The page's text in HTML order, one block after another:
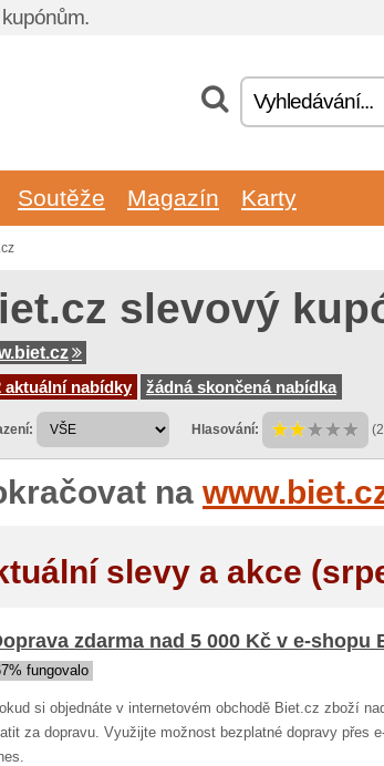
Soutěže Magazín Karty
slevový
aktuální nabídky
žádná skončená nabídka
Hlasování:
na
slevy a akce
zdarma nad 5 000 Kč v e-shopu
fungovalo
si objednáte v internetovém obchodě Biet.cz zboží
za dopravu. Využijte možnost bezplatné dopravy přes